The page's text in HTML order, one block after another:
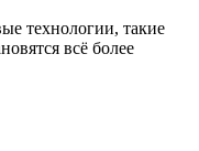
технологии, такие
всё более